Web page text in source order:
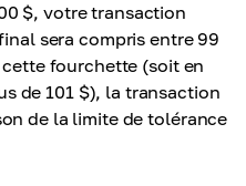
$, votre transaction
sera compris entre 99
cette fourchette (soit en
de 101 $), la transaction
de la limite de tolérance